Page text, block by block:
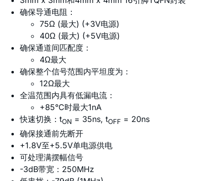
确保导通电阻：
75Ω (最大) (+3V电源)
40Ω (最大) (+5V电源)
确保通道间匹配度：
4Ω最大
确保整个信号范围内平坦度为：
12Ω最大
全温范围内具有低漏电流：
+85°C时最大1nA
快速切换：tON = 35ns, tOFF = 20ns
确保接通前先断开
+1.8V至+5.5V单电源供电
可处理满摆幅信号
-3dB带宽：250MHz